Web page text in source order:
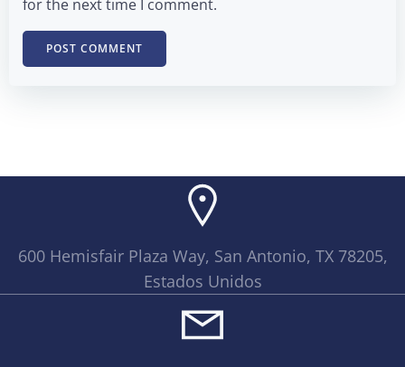
for the next time I comment.
600 Hemisfair Plaza Way, San Antonio, TX 78205,
Estados Unidos